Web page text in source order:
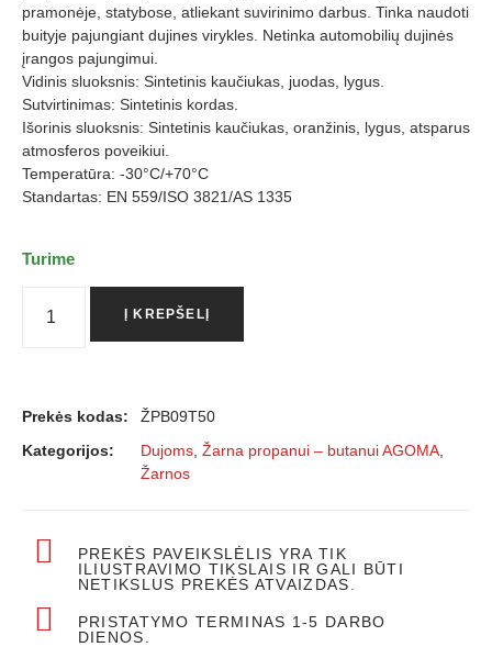
pramonėje, statybose, atliekant suvirinimo darbus. Tinka naudoti
buityje pajungiant dujines virykles. Netinka automobilių dujinės
įrangos pajungimui.
Vidinis sluoksnis: Sintetinis kaučiukas, juodas, lygus.
Sutvirtinimas: Sintetinis kordas.
Išorinis sluoksnis: Sintetinis kaučiukas, oranžinis, lygus, atsparus
atmosferos poveikiui.
Temperatūra: -30°C/+70°C
Standartas: EN 559/ISO 3821/AS 1335
Turime
Į KREPŠELĮ
Prekės kodas:
ŽPB09T50
Kategorijos:
Dujoms Žarna propanui – butanui AGOMA
Žarnos
PREKĖS PAVEIKSLĖLIS YRA TIK
ILIUSTRAVIMO TIKSLAIS IR GALI BŪTI
NETIKSLUS PREKĖS ATVAIZDAS.
PRISTATYMO TERMINAS 1-5 DARBO
DIENOS.